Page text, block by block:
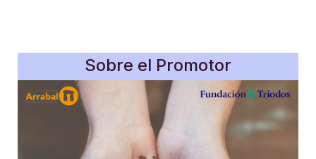
Sobre el Promotor